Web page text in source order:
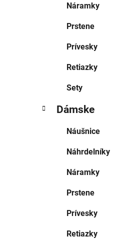
Náramky
Prstene
Prívesky
Retiazky
Sety
Dámske
Náušnice
Náhrdelníky
Náramky
Prstene
Prívesky
Retiazky